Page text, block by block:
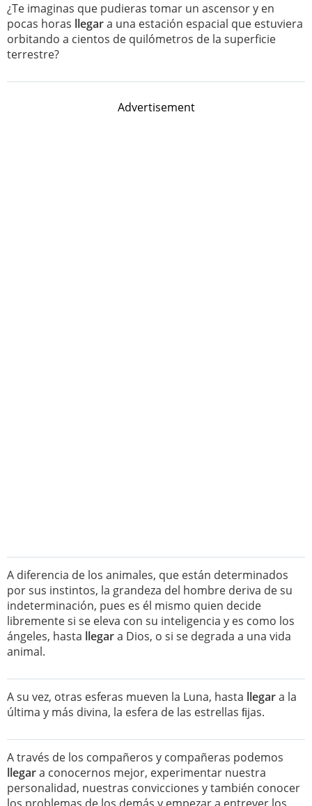
¿Te imaginas que pudieras tomar un ascensor y en
pocas horas llegara una estación espacial que estuviera
orbitando a cientos de quilómetros de la superficie
terrestre?
Advertisement
A diferencia de los animales, que están determinados
por sus instintos, la grandeza del hombre deriva de su
indeterminación, pues es él mismo quien decide
libremente si se eleva con su inteligencia y es como los
ángeles, hasta llegara Dios, o si se degrada a una vida
animal.
A su vez, otras esferas mueven la Luna, hasta llegara la
última y más divina, la esfera de las estrellas ﬁjas.
A través de los compañeros y compañeras podemos
llegara conocernos mejor, experimentar nuestra
personalidad, nuestras convicciones y también conocer